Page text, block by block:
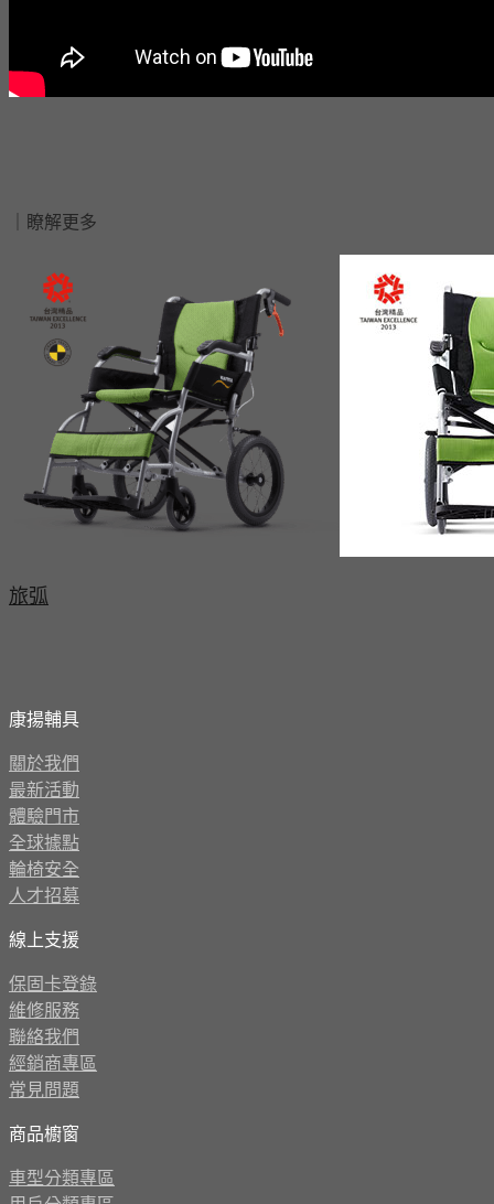
｜瞭解更多
旅弧
康揚輔具
關於我們
最新活動
體驗門市
全球據點
輪椅安全
人才招募
線上支援
保固卡登錄
維修服務
聯絡我們
經銷商專區
常見問題
商品櫥窗
車型分類專區